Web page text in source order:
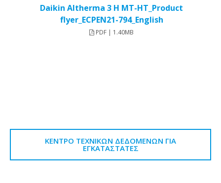
Daikin Altherma 3 H MT-HT_Product
flyer_ECPEN21-794_English
PDF | 1.40MB
ΚΈΝΤΡΟ ΤΕΧΝΙΚΏΝ ΔΕΔΟΜΈΝΩΝ ΓΙΑ
ΕΓΚΑΤΑΣΤΆΤΕΣ